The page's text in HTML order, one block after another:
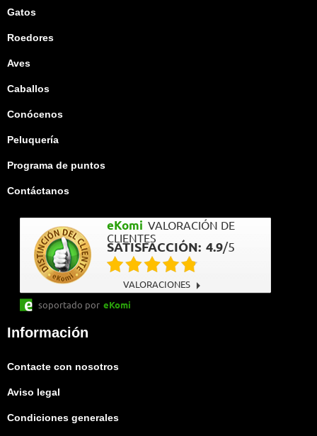
Gatos
Roedores
Aves
Caballos
Conócenos
Peluquería
Programa de puntos
Contáctanos
eKomi VALORACIÓN DE
CLIENTES
SATISFACCIÓN: 4.9/5
VALORACIONES
soportado por eKomi
Información
Contacte con nosotros
Aviso legal
Condiciones generales